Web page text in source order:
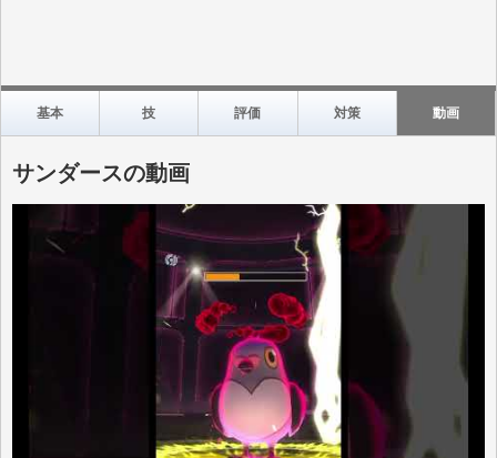
基本 技 評価 対策 動画
サンダースの動画